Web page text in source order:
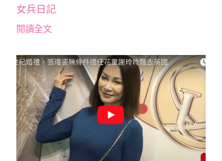
女兵日記
閱讀全文